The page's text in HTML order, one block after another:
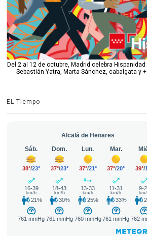
Del 2 al 12 de octubre, Madrid celebra Hispanidad
Sebastián Yatra, Marta Sánchez, cabalgata y
EL Tiempo